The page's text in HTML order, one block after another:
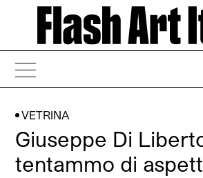
VETRINA
Giuseppe Di
tentammo di